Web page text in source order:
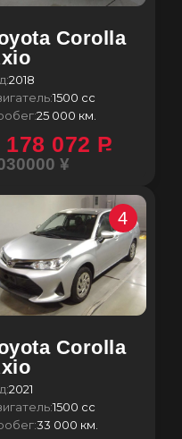
Corolla
2018
1500 сс
25 000 км.
178 072 P
¥
Corolla
4
2021
1500 сс
33 000 км.